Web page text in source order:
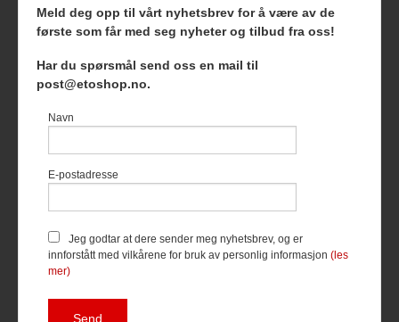
Frakt Kjøpsbetingelser Sikkerhet og personvern
Nyhetsbrev Blogg
Foretaksregisteret 927127954
du får en bedre kjøpsopplevelse og
bruker cookies hovedsaklig til å
hva du har puttet i handlekurven
din. Fortsett å bruke siden som
mer
Meld deg opp til vårt nyhetsbrev for å være av de
første som får med seg nyheter og tilbud fra oss!
Har du spørsmål send oss en mail til
post@etoshop.no.
Navn
E-postadresse
Jeg godtar at dere sender meg nyhetsbrev, og er
innforstått med vilkårene for bruk av personlig informasjon(les
mer)